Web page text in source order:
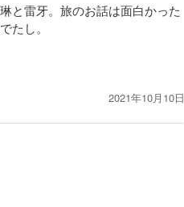
と雷牙。旅のお話は面白かった
たし。
2021年10月10日